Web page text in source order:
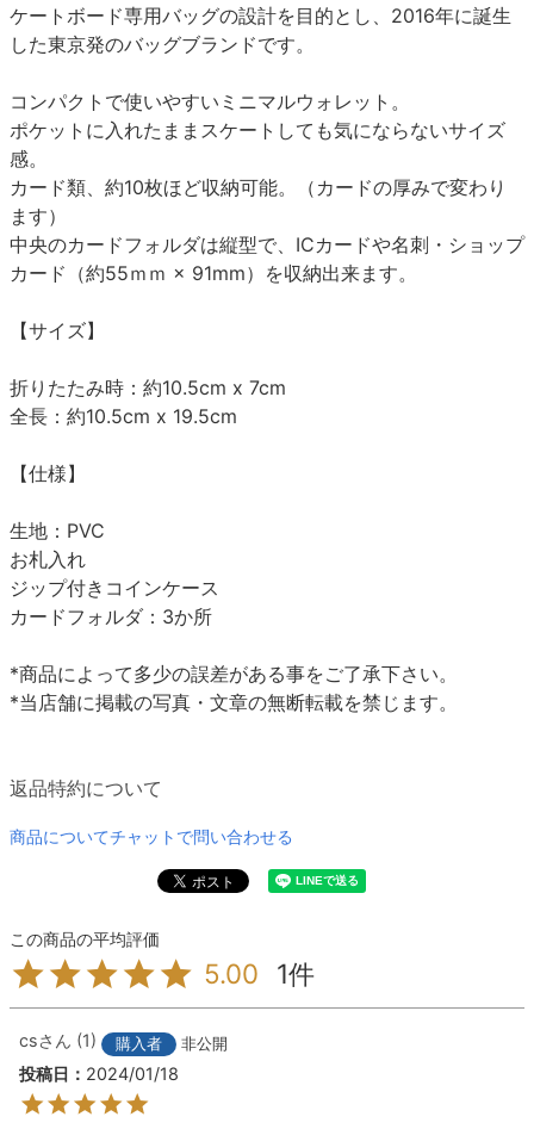
ケートボード専用バッグの設計を目的とし、2016年に誕生
した東京発のバッグブランドです。
コンパクトで使いやすいミニマルウォレット。
ポケットに入れたままスケートしても気にならないサイズ
感。
カード類、約10枚ほど収納可能。（カードの厚みで変わり
ます）
中央のカードフォルダは縦型で、ICカードや名刺・ショップ
カード（約55ｍｍ × 91mm）を収納出来ます。
【サイズ】
折りたたみ時：約10.5cm x 7cm
全長：約10.5cm x 19.5cm
【仕様】
生地：PVC
お札入れ
ジップ付きコインケース
カードフォルダ：3か所
*商品によって多少の誤差がある事をご了承下さい。
*当店舗に掲載の写真・文章の無断転載を禁じます。
返品特約について
商品についてチャットで問い合わせる
5.00 1
cs 1 購入者 非公開
投稿日 2024/01/18